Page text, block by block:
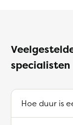
specialisten
Hoe duur is